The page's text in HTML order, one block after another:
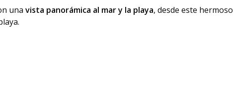
una vista panorámica al mar y la playa, desde este hermoso